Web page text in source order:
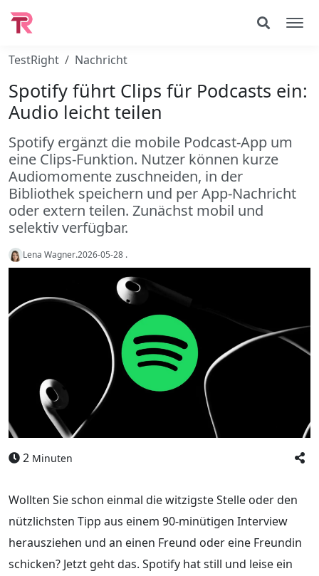
TestRight Nachricht
Spotify führt Clips für Podcasts ein:
Audio leicht teilen
Spotify ergänzt die mobile Podcast‑App um
eine Clips‑Funktion. Nutzer können kurze
Audiomomente zuschneiden, in der
Bibliothek speichern und per App‑Nachricht
oder extern teilen. Zunächst mobil und
selektiv verfügbar.
Lena Wagner.2026-05-28 .
2 Minuten
Wollten Sie schon einmal die witzigste Stelle oder den
nützlichsten Tipp aus einem 90‑minütigen Interview
herausziehen und an einen Freund oder eine Freundin
schicken? Jetzt geht das. Spotify hat still und leise ein